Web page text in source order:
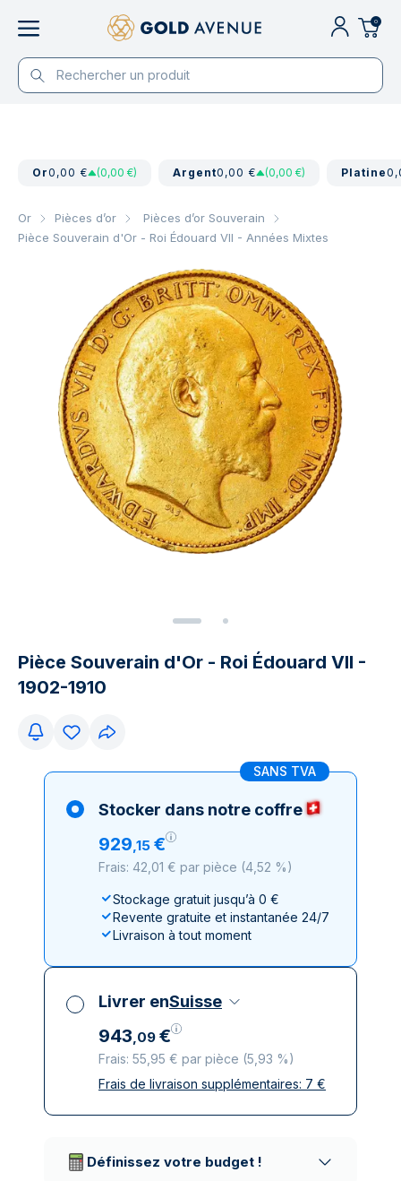
0
Or0,00 € (0,00 €) Argent0,00 € (0,00 €) Platine
Or Pièces d’or
Pièces d’or Souverain
Pièce Souverain d'Or - Roi Édouard VII - Années Mixtes
Pièce Souverain d'Or - Roi Édouard VII -
1902-1910
SANS TVA
Stocker dans notre coffre
929,15 €
Frais: 42,01 € par pièce (4,52 %)
Stockage gratuit jusqu’à 0 €
Revente gratuite et instantanée 24/7
Livraison à tout moment
Livrer enSuisse
943,09 €
Frais: 55,95 € par pièce (5,93 %)
Toutes taxes comprises
Frais de livraison supplémentaires: 7 €
Définissez votre budget !